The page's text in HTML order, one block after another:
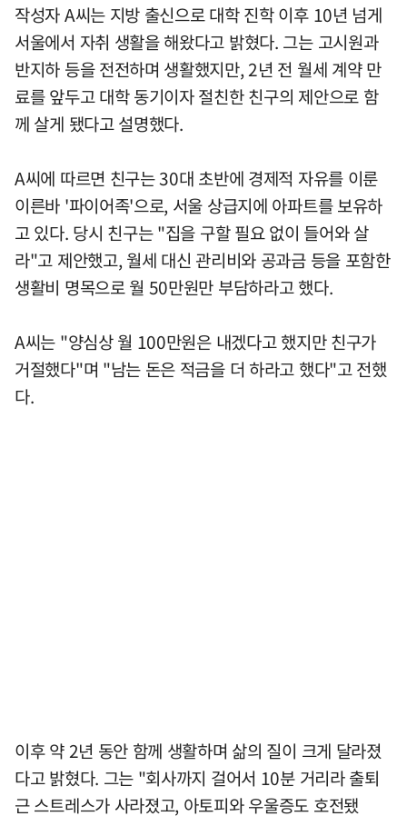
작성자 A씨는 지방 출신으로 대학 진학 이후 10년 넘게
서울에서 자취 생활을 해왔다고 밝혔다. 그는 고시원과
반지하 등을 전전하며 생활했지만, 2년 전 월세 계약 만
료를 앞두고 대학 동기이자 절친한 친구의 제안으로 함
께 살게 됐다고 설명했다.
A씨에 따르면 친구는 30대 초반에 경제적 자유를 이룬
이른바 '파이어족'으로, 서울 상급지에 아파트를 보유하
고 있다. 당시 친구는 "집을 구할 필요 없이 들어와 살
라"고 제안했고, 월세 대신 관리비와 공과금 등을 포함한
생활비 명목으로 월 50만원만 부담하라고 했다.
A씨는 "양심상 월 100만원은 내겠다고 했지만 친구가
거절했다"며 "남는 돈은 적금을 더 하라고 했다"고 전했
다.
이후 약 2년 동안 함께 생활하며 삶의 질이 크게 달라졌
다고 밝혔다. 그는 "회사까지 걸어서 10분 거리라 출퇴
근 스트레스가 사라졌고, 아토피와 우울증도 호전됐